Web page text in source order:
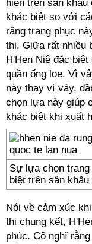
hiện trên sân
khác biệt so với
rằng trang phục
thi. Giữa rất nhiều
H'Hen Niê đặc
quần ống loe. Vì
này thay vì váy,
chọn lựa này giúp
khác biệt khi xuất
Sự lựa chọn
biệt trên sân khấu
Nói về cảm xúc
thi chung kết,
phúc. Cô nghĩ